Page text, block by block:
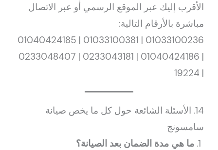
الأقرب إليك عبر الموقع الرسمي أو عبر الاتصال
مباشرة بالأرقام التالية:
01033100236 | 01033100381 | 01040424185
| 01040424186 | 0233043181 | 0233048407
| 19224
14. الأسئلة الشائعة حول كل ما يخص صيانة
سامسونج
ما هي مدة الضمان بعد الصيانة؟